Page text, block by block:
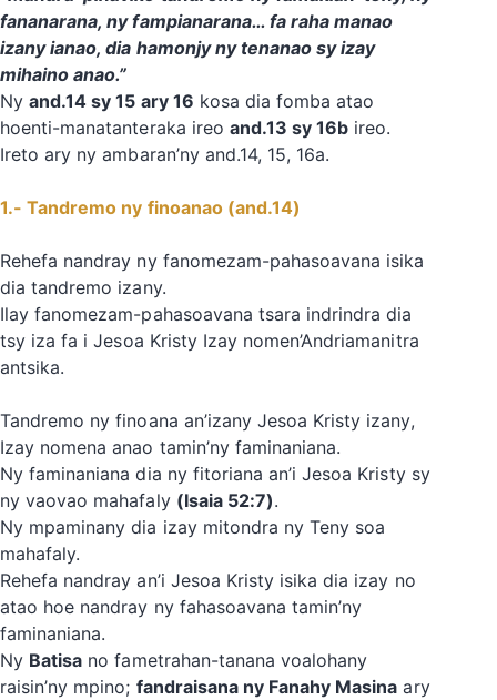
fananarana, ny fampianarana… fa raha manao
izany ianao, dia hamonjy ny tenanao sy izay
mihaino anao.”
Nyand.14 sy 15 ary 16 kosa dia fomba atao
hoenti-manatanteraka ireo and.13 sy 16b ireo.
Ireto ary ny ambaran’ny and.14, 15, 16a.
1.- Tandremo ny finoanao (and.14)
Rehefa nandray ny fanomezam-pahasoavana isika
dia tandremo izany.
Ilay fanomezam-pahasoavana tsara indrindra dia
tsy iza fa i Jesoa Kristy Izay nomen’Andriamanitra
antsika.
Tandremo ny finoana an’izany Jesoa Kristy izany,
Izay nomena anao tamin’ny faminaniana.
Ny faminaniana dia ny fitoriana an’i Jesoa Kristy sy
ny vaovao mahafaly (Isaia 52:7).
Ny mpaminany dia izay mitondra ny Teny soa
mahafaly.
Rehefa nandray an’i Jesoa Kristy isika dia izay no
atao hoe nandray ny fahasoavana tamin’ny
faminaniana.
Ny Batisa no fametrahan-tanana voalohany
raisin’ny mpino; fandraisana ny Fanahy Masina ary